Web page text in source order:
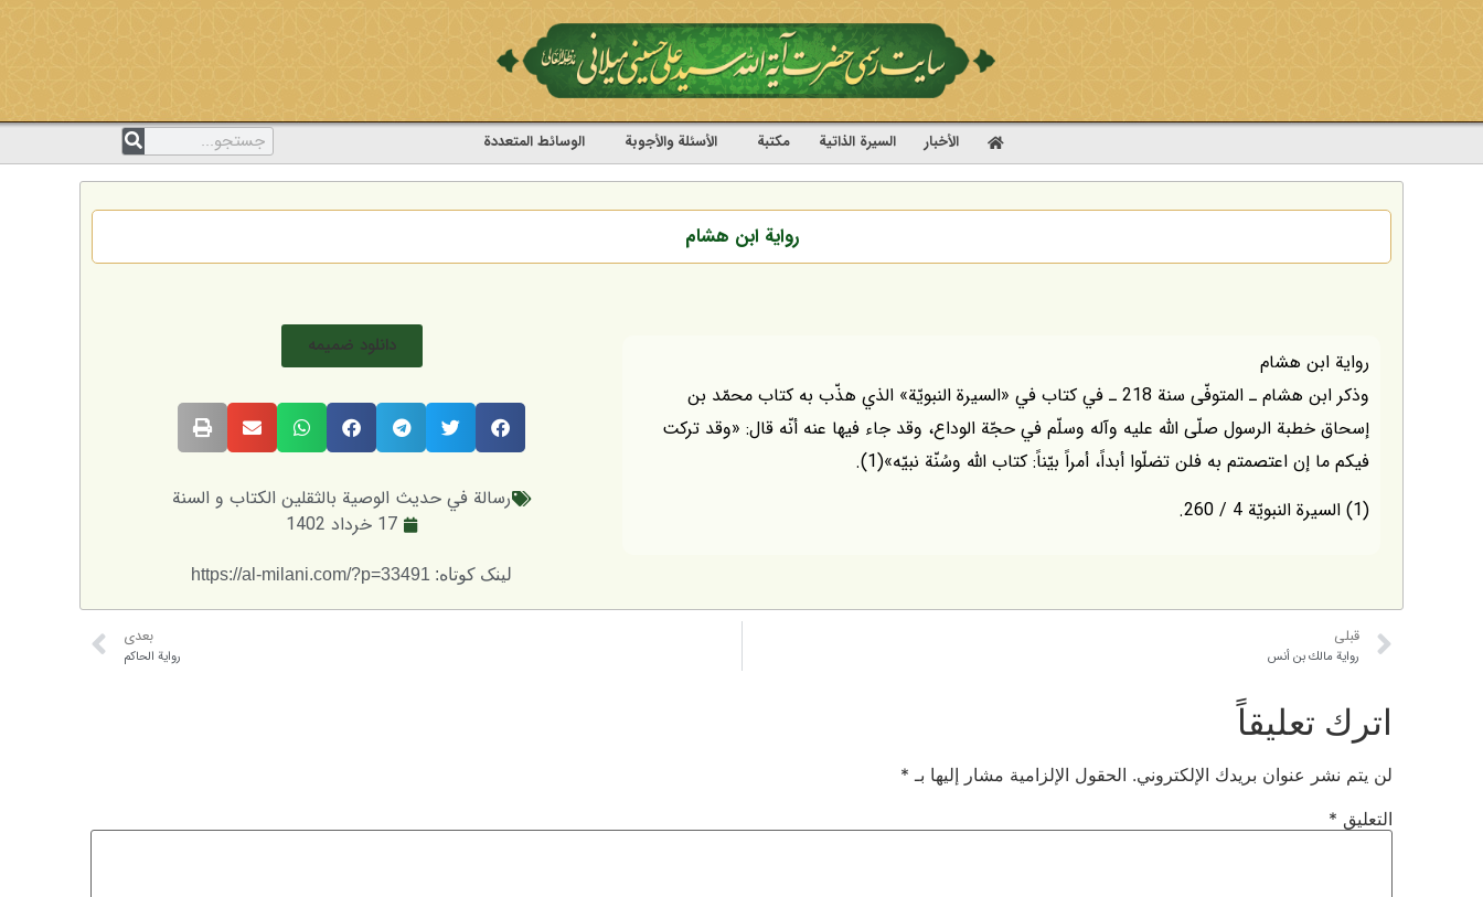
الأخبار السيرة الذاتية مکتبة الأسئلة والأجوبة الوسائط المتعددة
رواية ابن هشام
رواية ابن هشام
وذكر ابن هشام ـ المتوفّى سنة 218 ـ في كتاب في «السيرة النبويّة» الذي هذّب به كتاب محمّد بن
إسحاق خطبة الرسول صلّى اللّه عليه وآله وسلّم في حجّة الوداع، وقد جاء فيها عنه أنّه قال: «وقد تركت
فيكم ما إن اعتصمتم به فلن تضلّوا أبداً، أمراً بيّناً: كتاب اللّه وسُنّة نبيّه»(1).
(1) السيرة النبويّة 4 / 260.
دانلود ضمیمه
رسالة في حديث الوصية بالثقلين الكتاب و السنة
17 خرداد 1402
لینک کوتاه: https://al-milani.com/?p=33491
قبلی
رواية مالك بن أنس
بعدی
رواية الحاكم
اترك تعليقاً
لن يتم نشر عنوان بريدك الإلكتروني. الحقول الإلزامية مشار إليها بـ *
التعليق *